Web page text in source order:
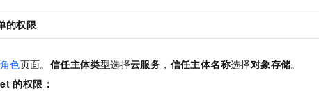
的权限
角色页面。 信任主体类型选择云服务 ， 信任主体名称选择对象存储。
的权限：